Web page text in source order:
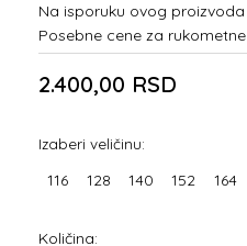
Na isporuku ovog
Posebne cene za
2.400,00 RSD
Izaberi veličinu:
116 128 140 152 164
Količina: